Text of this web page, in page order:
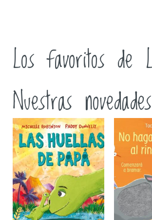
Los favoritos de
Nuestras novedades